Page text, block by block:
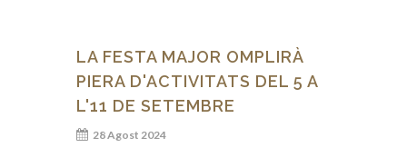
LA FESTA MAJOR OMPLIRÀ
PIERA D'ACTIVITATS DEL 5 A
L'11 DE SETEMBRE
28 Agost 2024